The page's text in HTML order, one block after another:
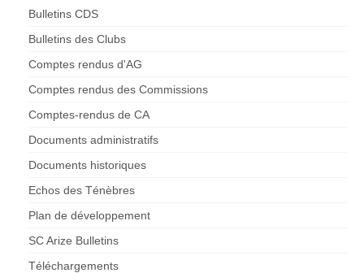
Bulletins CDS
Bulletins des Clubs
Comptes rendus d'AG
Comptes rendus des Commissions
Comptes-rendus de CA
Documents administratifs
Documents historiques
Echos des Ténèbres
Plan de développement
SC Arize Bulletins
Téléchargements